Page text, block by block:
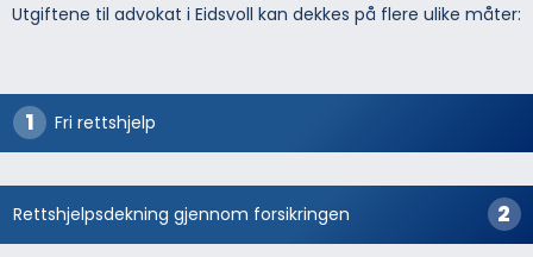
Utgiftene til advokat i Eidsvoll kan dekkes på flere ulike måter:
Fri rettshjelp
Rettshjelpsdekning gjennom forsikringen